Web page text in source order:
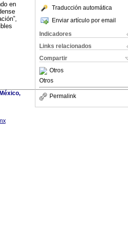
Traducción automática
Enviar artículo por email
Indicadores
Links relacionados
Compartir
Otros
Otros
Permalink
en